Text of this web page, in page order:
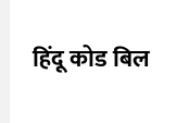
हिंदू कोड बिल